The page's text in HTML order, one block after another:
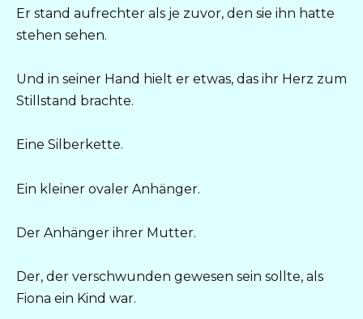
Er stand aufrechter als je zuvor, den sie ihn hatte
stehen sehen.
Und in seiner Hand hielt er etwas, das ihr Herz zum
Stillstand brachte.
Eine Silberkette.
Ein kleiner ovaler Anhänger.
Der Anhänger ihrer Mutter.
Der, der verschwunden gewesen sein sollte, als
Fiona ein Kind war.